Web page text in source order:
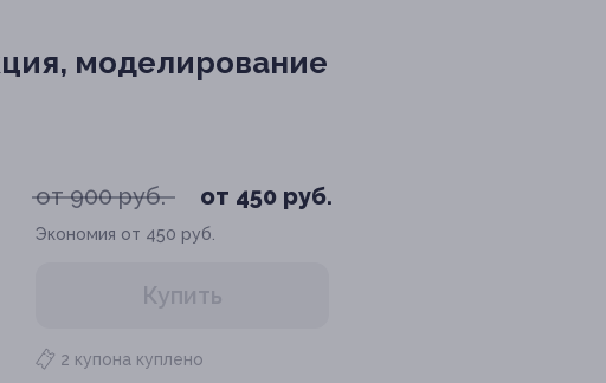
моделирование
от 900 руб. от 450 руб.
Экономия от 450 руб.
Купить
2 купона куплено